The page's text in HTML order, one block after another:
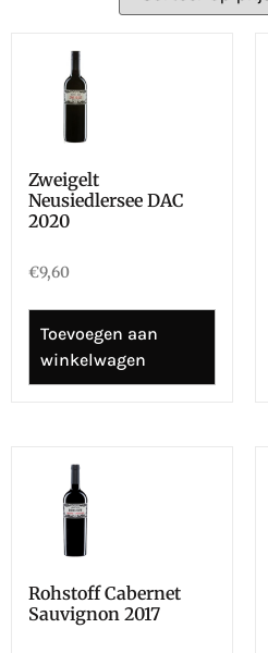
Zweigelt
Neusiedlersee DAC
2020
€9,60
Toevoegen aan
winkelwagen
Rohstoff Cabernet
Sauvignon 2017